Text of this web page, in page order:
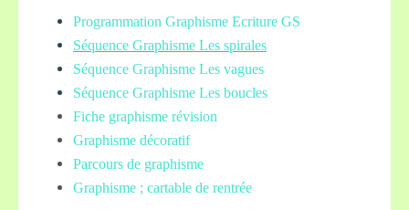
Programmation Graphisme Ecriture GS
Séquence Graphisme Les spirales
Séquence Graphisme Les vagues
Séquence Graphisme Les boucles
Fiche graphisme révision
Graphisme décoratif
Parcours de graphisme
Graphisme ; cartable de rentrée